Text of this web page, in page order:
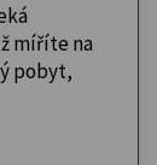
míříte na
pobyt,